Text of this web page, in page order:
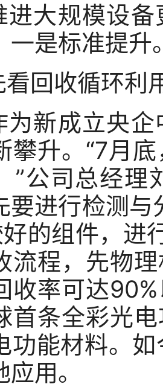
规模设备
一是标准提升
收循环利
成立央企
攀升。“7月
”公司总经理
要进行检测
的组件，进
流程，先物
收率可达
首条全彩光
功能材料。
用。